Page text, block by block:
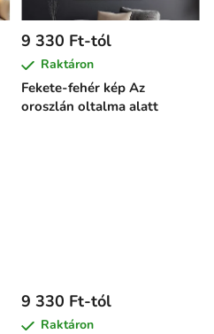
Fekete-fehér kép Az
oroszlán oltalma alatt
9 330 Ft-tól
Raktáron
9 330 Ft-tól
Raktáron